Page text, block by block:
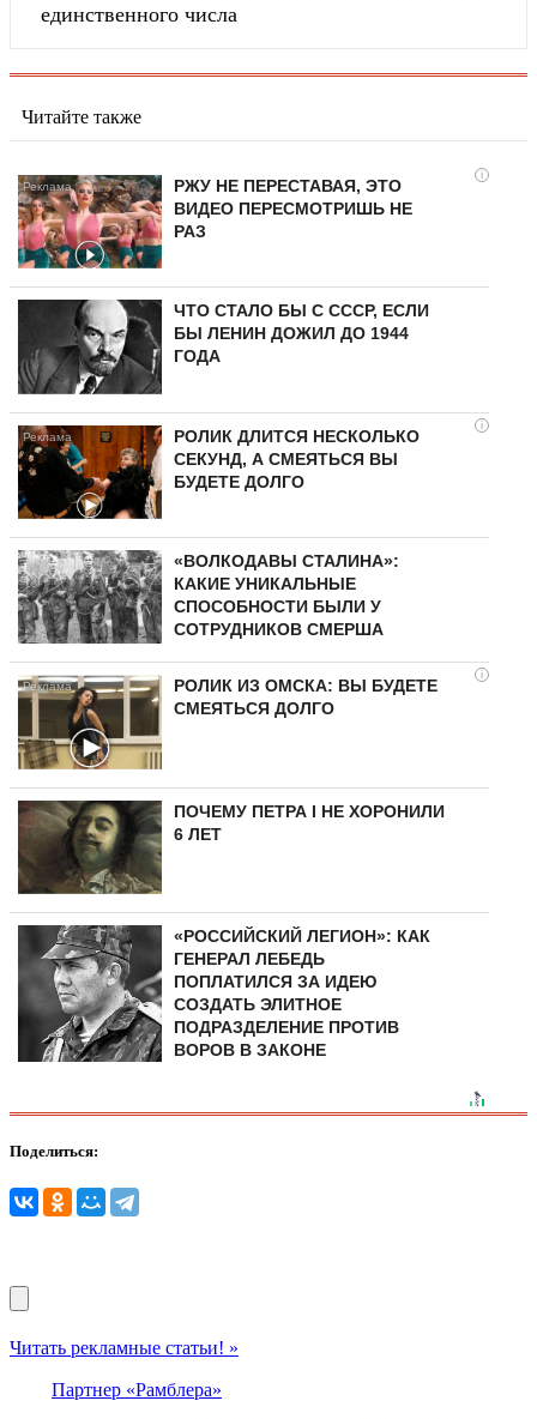
единственного числа
Читайте также
i
РЖУ НЕ ПЕРЕСТАВАЯ, ЭТО
ВИДЕО ПЕРЕСМОТРИШЬ НЕ
РАЗ
ЧТО СТАЛО БЫ С СССР, ЕСЛИ
БЫ ЛЕНИН ДОЖИЛ ДО 1944
ГОДА
i
РОЛИК ДЛИТСЯ НЕСКОЛЬКО
СЕКУНД, А СМЕЯТЬСЯ ВЫ
БУДЕТЕ ДОЛГО
«ВОЛКОДАВЫ СТАЛИНА»:
КАКИЕ УНИКАЛЬНЫЕ
СПОСОБНОСТИ БЫЛИ У
СОТРУДНИКОВ СМЕРША
i
РОЛИК ИЗ ОМСКА: ВЫ БУДЕТЕ
СМЕЯТЬСЯ ДОЛГО
ПОЧЕМУ ПЕТРА I НЕ ХОРОНИЛИ
6 ЛЕТ
«РОССИЙСКИЙ ЛЕГИОН»: КАК
ГЕНЕРАЛ ЛЕБЕДЬ
ПОПЛАТИЛСЯ ЗА ИДЕЮ
СОЗДАТЬ ЭЛИТНОЕ
ПОДРАЗДЕЛЕНИЕ ПРОТИВ
ВОРОВ В ЗАКОНЕ
Поделиться:
Читать рекламные статьи! »
Партнер «Рамблера»